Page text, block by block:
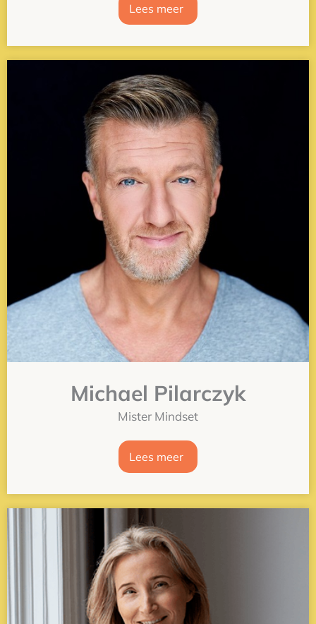
Lees meer
Michael Pilarczyk
Mister Mindset
Lees meer